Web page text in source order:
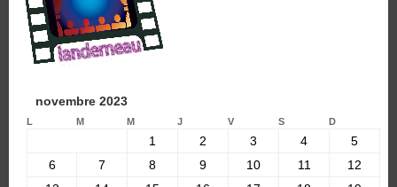
novembre 2023
L M M J V S D
1 2 3 4
5
6
7 8 9 10 11
12